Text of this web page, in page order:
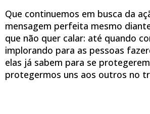
Que continuemos em busca da
mensagem perfeita mesmo
que não quer calar: até quando
implorando para as pessoas
elas já sabem para se
protegermos uns aos outros no